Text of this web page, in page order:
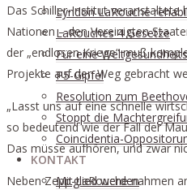
Lyndon LaRouche
LaRouches 4 Gesetze
Für eine
P5-Gipfel
Resolution zum
Stoppt die
Coincidentia-
KONTAKT
Mitglied werden
Das Schiller-Institut veranstaltete
Nationen – den Vereinigten
der „endlosen Kriege“ muß
Projekte auf den Weg gebracht
„Lasst uns auf eine schnelle
so bedeutend wie der Fall der
Das müsse aufhören, und zwar
Neben Zepp-LaRouche nahmen